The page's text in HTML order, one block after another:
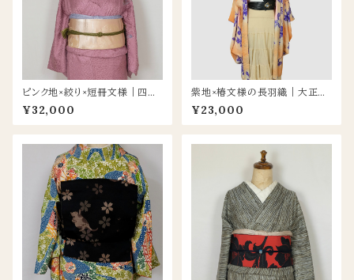
ピンク地×絞り×短冊文様｜四季
の花が彩る上品な付け下げ
¥32,000
紫地×椿文様の長羽織｜大正ロ
マン香るアンティークスタイル –
NEOキモノに映える一点もの
¥23,000